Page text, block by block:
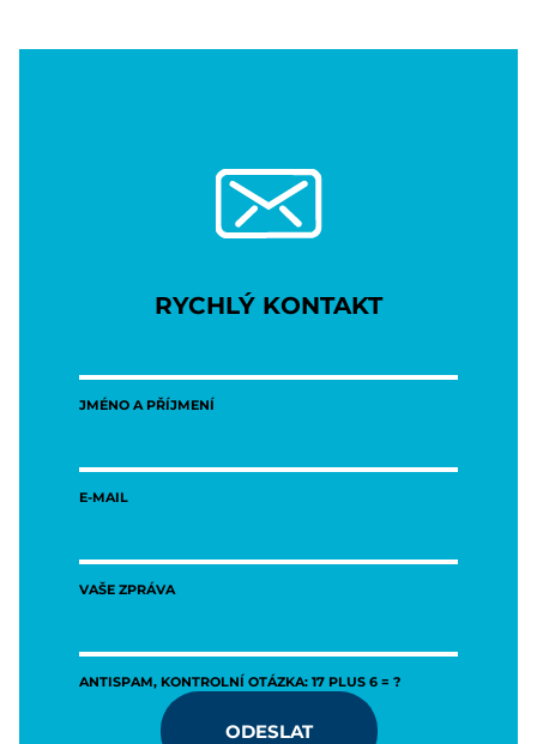
RYCHLÝ KONTAKT
JMÉNO A PŘÍJMENÍ
E-MAIL
VAŠE ZPRÁVA
ANTISPAM, KONTROLNÍ OTÁZKA: 17 PLUS 6 = ?
ODESLAT